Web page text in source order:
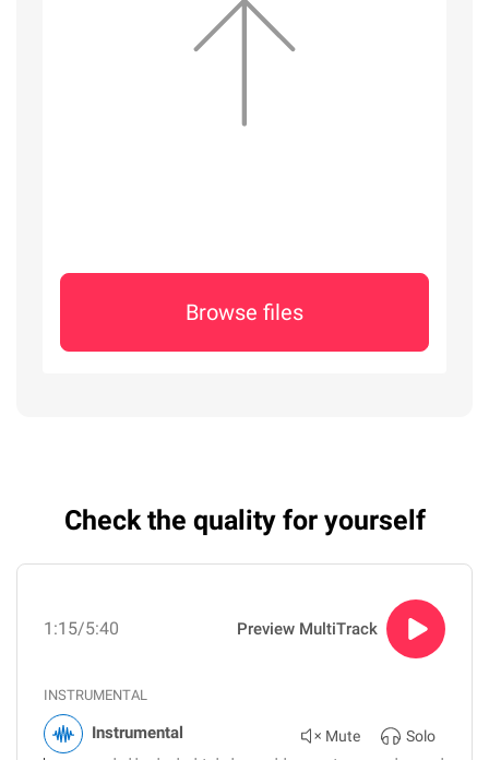
Browse files
Check the quality for yourself
1:15/5:40 Preview MultiTrack
INSTRUMENTAL
Instrumental Mute Solo